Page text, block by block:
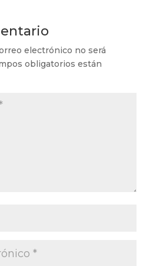
electrónico no será
obligatorios están